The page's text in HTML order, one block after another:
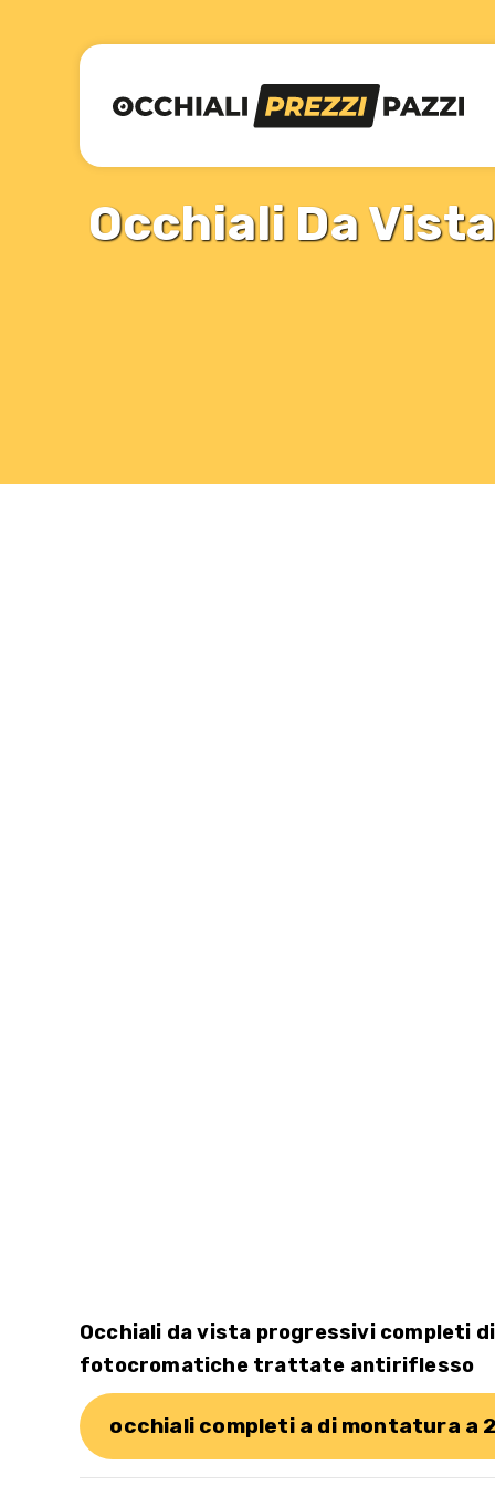
Occhiali Da
Occhiali da vista progressivi completi
fotocromatiche trattate antiriflesso
occhiali completi a di montatura a